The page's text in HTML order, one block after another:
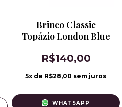
Brinco Classic
Topázio London Blue
R$140,00
5x de R$28,00 sem juros
WHATSAPP